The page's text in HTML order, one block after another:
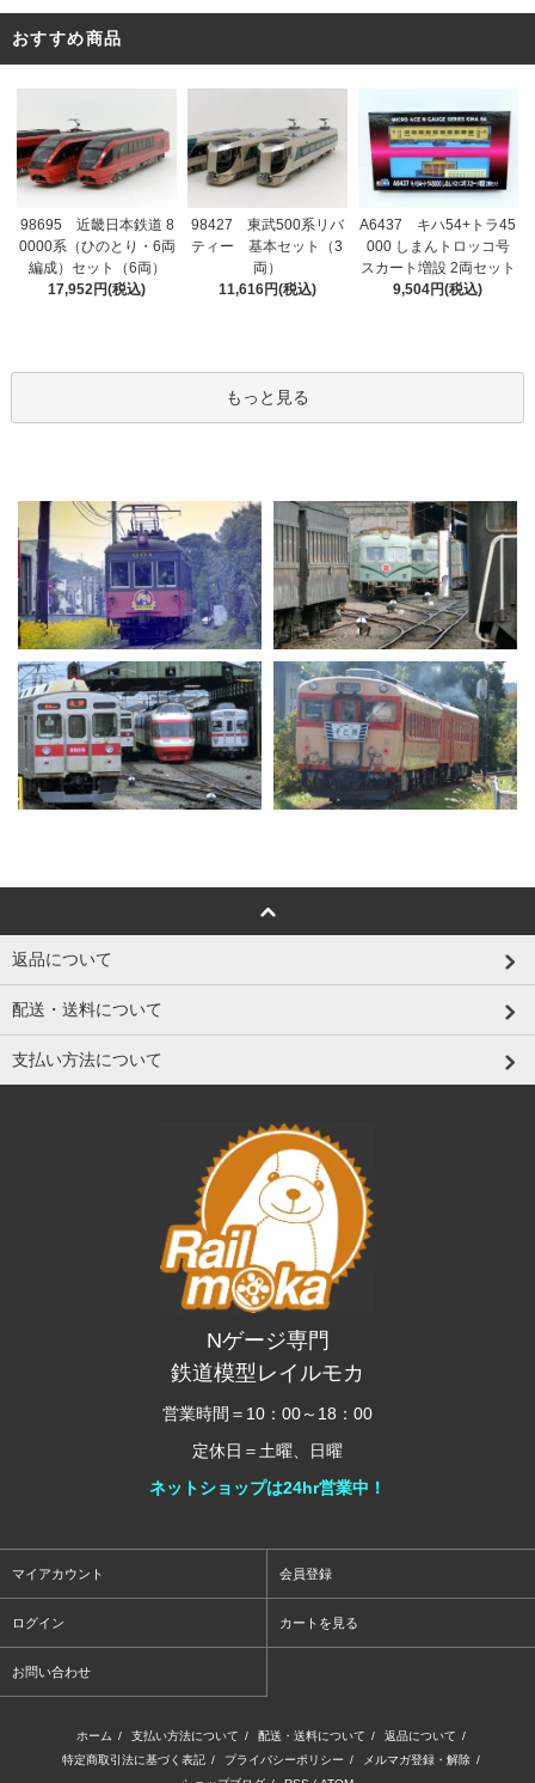
おすすめ商品
98695 近畿日本鉄道 8
0000系（ひのとり・6両
編成）セット（6両）
17,952円(税込)
98427 東武500系リバ
ティー 基本セット（3
両）
11,616円(税込)
A6437 キハ54+トラ45
000 しまんトロッコ号
スカート増設 2両セット
9,504円(税込)
もっと見る
返品について
配送・送料について
支払い方法について
Nゲージ専門
鉄道模型レイルモカ
営業時間＝10：00～18：00
定休日＝土曜、日曜
ネットショップは24hr営業中！
マイアカウント 会員登録
ログイン カートを見る
お問い合わせ
ホーム / 支払い方法について / 配送・送料について / 返品について /
特定商取引法に基づく表記 / プライバシーポリシー / メルマガ登録・解除 /